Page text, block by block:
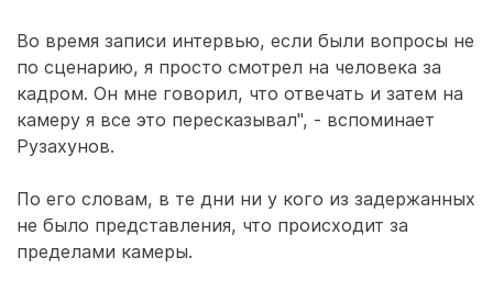
Во время записи интервью, если были вопросы не
по сценарию, я просто смотрел на человека за
кадром. Он мне говорил, что отвечать и затем на
камеру я все это пересказывал", - вспоминает
Рузахунов.
По его словам, в те дни ни у кого из задержанных
не было представления, что происходит за
пределами камеры.